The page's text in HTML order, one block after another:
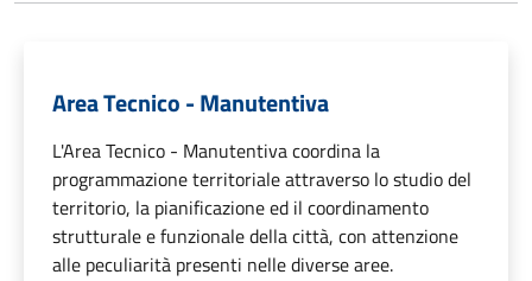
Area Tecnico - Manutentiva
L'Area Tecnico - Manutentiva coordina la
programmazione territoriale attraverso lo studio del
territorio, la pianificazione ed il coordinamento
strutturale e funzionale della città, con attenzione
alle peculiarità presenti nelle diverse aree.